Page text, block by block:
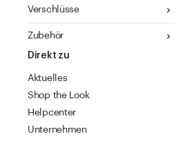
Verschlüsse
Zubehör
Direkt zu
Aktuelles
Shop the Look
Helpcenter
Unternehmen